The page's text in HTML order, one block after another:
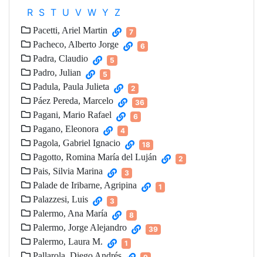
R S T U V W Y Z
Pacetti, Ariel Martin 7
Pacheco, Alberto Jorge 6
Padra, Claudio 5
Padro, Julian 5
Padula, Paula Julieta 2
Páez Pereda, Marcelo 36
Pagani, Mario Rafael 6
Pagano, Eleonora 4
Pagola, Gabriel Ignacio 18
Pagotto, Romina María del Luján 2
Pais, Silvia Marina 3
Palade de Iribarne, Agripina 1
Palazzesi, Luis 3
Palermo, Ana María 8
Palermo, Jorge Alejandro 39
Palermo, Laura M. 1